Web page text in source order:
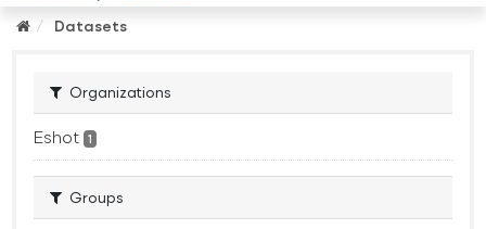
Datasets
Organizations
Eshot 1
Groups